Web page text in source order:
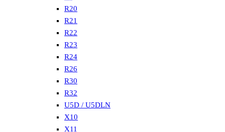
R20
R21
R22
R23
R24
R26
R30
R32
U5D / U5DLN
X10
X11